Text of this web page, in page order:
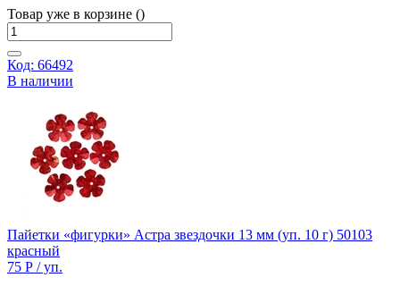
Товар уже в корзине ()
Код: 66492
В наличии
Пайетки «фигурки» Астра звездочки 13 мм (уп. 10 г) 50103
красный
75 Р / уп.